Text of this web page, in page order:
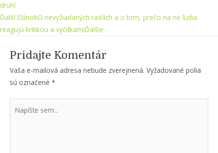
druhí
Ďalší článokO nevyžiadaných radách a o tom, prečo na ne ľudia
reagujú kritikou a výčitkamiĎalšie
Pridajte Komentár
Vaša e-mailová adresa nebude zverejnená. Vyžadované polia
sú označené *
sem...